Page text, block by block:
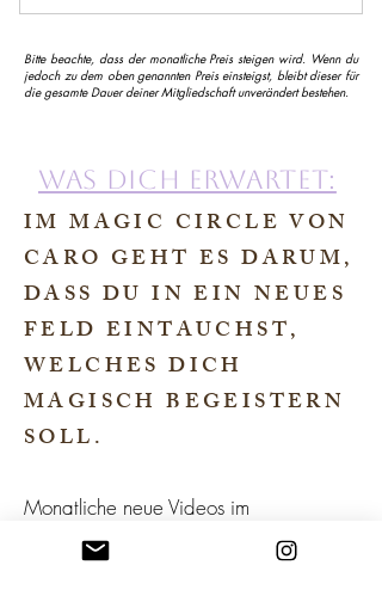
Bitte beachte, dass der monatliche Preis steigen wird. Wenn du
jedoch zu dem oben genannten Preis einsteigst, bleibt dieser für
die gesamte Dauer deiner Mitgliedschaft unverändert bestehen.
WAS DICH ERWARTET:
IM MAGIC CIRCLE VON
CARO GEHT ES DARUM,
DASS DU IN EIN NEUES
FELD EINTAUCHST,
WELCHES DICH
MAGISCH BEGEISTERN
SOLL.
Monatliche neue Videos im
Mitgliederbereich über verschiedene
Themen zur spirituellen